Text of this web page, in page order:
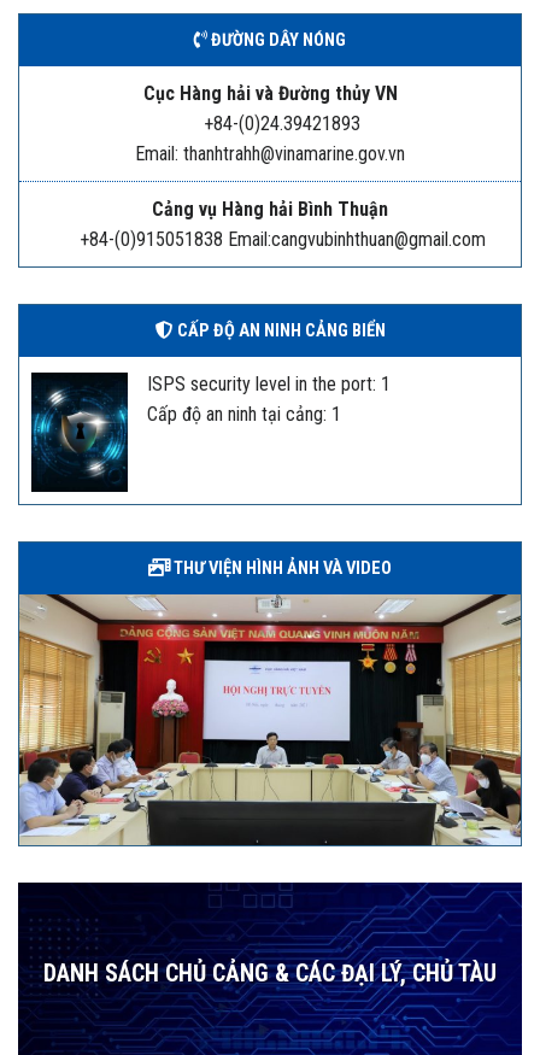
ĐƯỜNG DÂY NÓNG
Cục Hàng hải và Đường thủy VN
+84-(0)24.39421893
Email: thanhtrahh@vinamarine.gov.vn
Cảng vụ Hàng hải Bình Thuận
+84-(0)915051838 Email:cangvubinhthuan@gmail.com
CẤP ĐỘ AN NINH CẢNG BIỂN
ISPS security level in the port: 1
Cấp độ an ninh tại cảng: 1
THƯ VIỆN HÌNH ẢNH VÀ VIDEO
DANH SÁCH CHỦ CẢNG & CÁC ĐẠI LÝ, CHỦ TÀU